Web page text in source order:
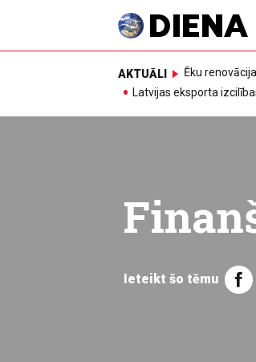
AKTUĀLI Ēku
Latvijas eksporta
Ieteikt šo tēmu